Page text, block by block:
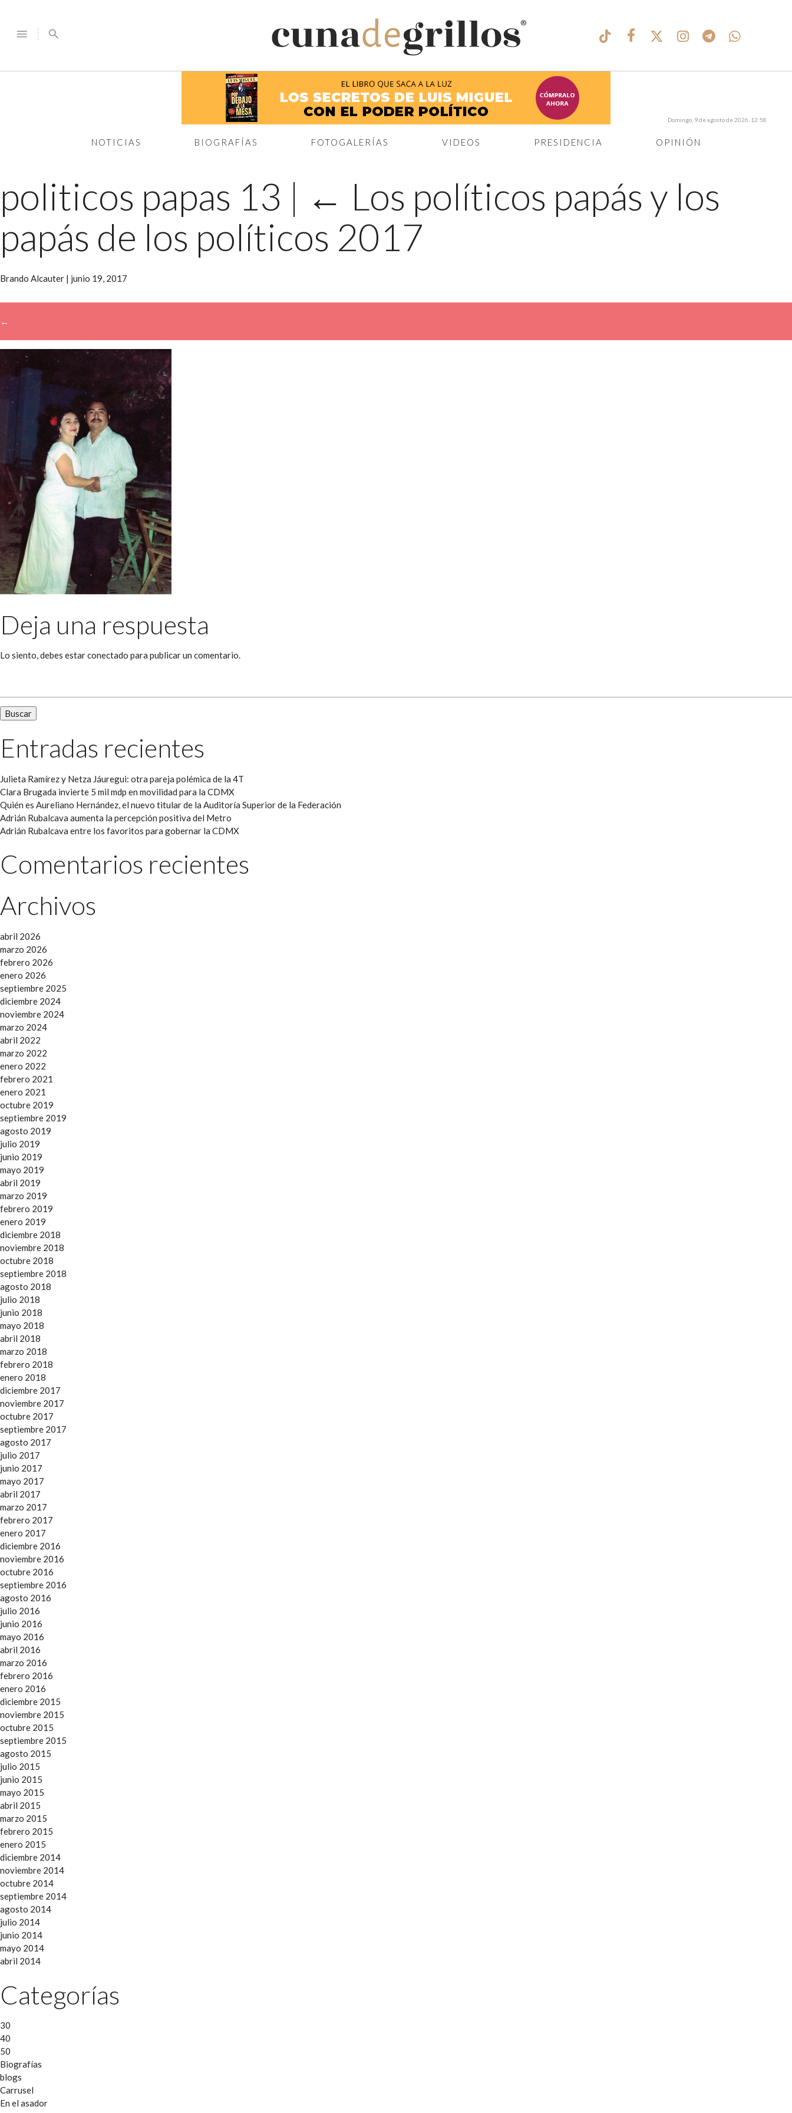
menu search
®
NOTICIAS BIOGRAFÍAS FOTOGALERÍAS VIDEOS PRESIDENCIA OPINIÓN
Domingo, 9 de agosto de 2026, 12:58
politicos papas 13 | ← Los políticos papás y los
papás de los políticos 2017
Brando Alcauter | junio 19, 2017
←
→
Deja una respuesta
Lo siento, debes estarconectado para publicar un comentario.
Entradas recientes
Julieta Ramírez y Netza Jáuregui: otra pareja polémica de la 4T
Clara Brugada invierte 5 mil mdp en movilidad para la CDMX
Quién es Aureliano Hernández, el nuevo titular de la Auditoría Superior de la Federación
Adrián Rubalcava aumenta la percepción positiva del Metro
Adrián Rubalcava entre los favoritos para gobernar la CDMX
Comentarios recientes
Archivos
abril 2026
marzo 2026
febrero 2026
enero 2026
septiembre 2025
diciembre 2024
noviembre 2024
marzo 2024
abril 2022
marzo 2022
enero 2022
febrero 2021
enero 2021
octubre 2019
septiembre 2019
agosto 2019
julio 2019
junio 2019
mayo 2019
abril 2019
marzo 2019
febrero 2019
enero 2019
diciembre 2018
noviembre 2018
octubre 2018
septiembre 2018
agosto 2018
julio 2018
junio 2018
mayo 2018
abril 2018
marzo 2018
febrero 2018
enero 2018
diciembre 2017
noviembre 2017
octubre 2017
septiembre 2017
agosto 2017
julio 2017
junio 2017
mayo 2017
abril 2017
marzo 2017
febrero 2017
enero 2017
diciembre 2016
noviembre 2016
octubre 2016
septiembre 2016
agosto 2016
julio 2016
junio 2016
mayo 2016
abril 2016
marzo 2016
febrero 2016
enero 2016
diciembre 2015
noviembre 2015
octubre 2015
septiembre 2015
agosto 2015
julio 2015
junio 2015
mayo 2015
abril 2015
marzo 2015
febrero 2015
enero 2015
diciembre 2014
noviembre 2014
octubre 2014
septiembre 2014
agosto 2014
julio 2014
junio 2014
mayo 2014
abril 2014
Categorías
30
40
50
Biografías
blogs
Carrusel
En el asador